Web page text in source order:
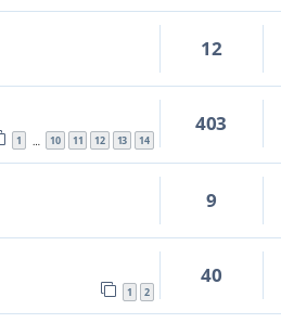
12
1 … 10 11 12 13 14
403
9
1 2
40